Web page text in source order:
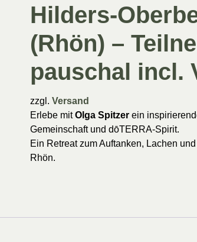
Hilders-
(Rhön) –
pauschal incl.
zzgl. Versand
Erlebe mitOlga Spitzerein
Gemeinschaft und dōTERRA-Spirit.
Ein Retreat zum Auftanken, Lachen
Rhön.